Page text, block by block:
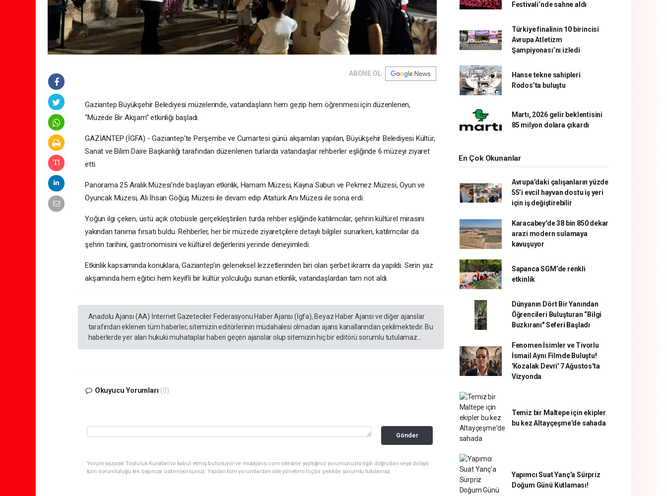
ABONE OL
Gaziantep Büyükşehir Belediyesi müzelerinde, vatandaşların hem gezip hem öğrenmesi için düzenlenen,
“Müzede Bir Akşam” etkinliği başladı.
GAZİANTEP (İGFA) - Gaziantep'te Perşembe ve Cumartesi günü akşamları yapılan, Büyükşehir Belediyesi Kültür,
Sanat ve Bilim Daire Başkanlığı tarafından düzenlenen turlarda vatandaşlar rehberler eşliğinde 6 müzeyi ziyaret
etti.
Panorama 25 Aralık Müzesi’nde başlayan etkinlik, Hamam Müzesi, Kayna Sabun ve Pekmez Müzesi, Oyun ve
Oyuncak Müzesi, Ali İhsan Göğüş Müzesi ile devam edip Atatürk Anı Müzesi ile sona erdi.
Yoğun ilgi çeken, üstü açık otobüsle gerçekleştirilen turda rehber eşliğinde katılımcılar, şehrin kültürel mirasını
yakından tanıma fırsatı buldu. Rehberler, her bir müzede ziyaretçilere detaylı bilgiler sunarken, katılımcılar da
şehrin tarihini, gastronomisini ve kültürel değerlerini yerinde deneyimledi.
Etkinlik kapsamında konuklara, Gaziantep’in geleneksel lezzetlerinden biri olan şerbet ikramı da yapıldı. Serin yaz
akşamında hem eğitici hem keyifli bir kültür yolculuğu sunan etkinlik, vatandaşlardan tam not aldı.
Anadolu Ajansı (AA) İnternet Gazeteciler Federasyonu Haber Ajansı (İgfa), Beyaz Haber Ajansı ve diğer ajanslar
tarafından eklenen tüm haberler, sitemizin editörlerinin müdahalesi olmadan ajans kanallarından çekilmektedir. Bu
haberlerde yer alan hukuki muhataplar haberi geçen ajanslar olup sitemizin hiç bir editörü sorumlu tutulamaz...
Okuyucu Yorumları (0)
Gönder
Yorum yazarak Topluluk Kuralları’nı kabul etmiş bulunuyor ve mutajans.com sitesine yaptığınız yorumunuzla ilgili doğrudan veya dolaylı
tüm sorumluluğu tek başınıza üstleniyorsunuz. Yazılan tüm yorumlardan site yönetimi hiçbir şekilde sorumlu tutulamaz.
Festivali’nde sahne aldı
Türkiye finalinin 10 birincisi
Avrupa Atletizm
Şampiyonası’nı izledi
Hanse tekne sahipleri
Rodos’ta buluştu
Martı, 2026 gelir beklentisini
85 milyon dolara çıkardı
En Çok Okunanlar
Avrupa’daki çalışanların yüzde
55’i evcil hayvan dostu iş yeri
için iş değiştirebilir
Karacabey'de 38 bin 850 dekar
arazi modern sulamaya
kavuşuyor
Sapanca SGM’de renkli
etkinlik
Dünyanın Dört Bir Yanından
Öğrencileri Buluşturan “Bilgi
Buzkıranı" Seferi Başladı
Fenomen İsimler ve Tivorlu
İsmail Aynı Filmde Buluştu!
'Kozalak Devri' 7 Ağustos'ta
Vizyonda
Temiz bir Maltepe için ekipler
bu kez Altayçeşme'de sahada
Yapımcı Suat Yanç'a Sürpriz
Doğum Günü Kutlaması!